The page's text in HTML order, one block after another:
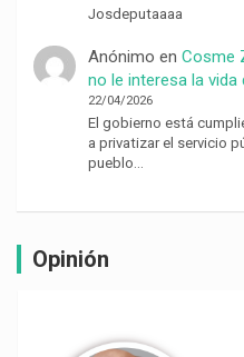
Josdeputaaaa
Anónimo en Cosme
no le interesa la vida
22/04/2026
El gobierno está
a privatizar el servicio
pueblo…
Opinión